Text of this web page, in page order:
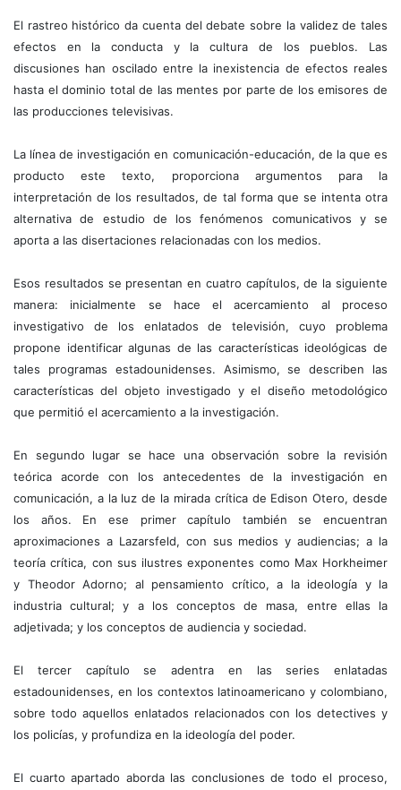
El rastreo histórico da cuenta del debate sobre la validez de tales
efectos en la conducta y la cultura de los pueblos. Las
discusiones han oscilado entre la inexistencia de efectos reales
hasta el dominio total de las mentes por parte de los emisores de
las producciones televisivas.
La línea de investigación en comunicación-educación, de la que es
producto este texto, proporciona argumentos para la
interpretación de los resultados, de tal forma que se intenta otra
alternativa de estudio de los fenómenos comunicativos y se
aporta a las disertaciones relacionadas con los medios.
Esos resultados se presentan en cuatro capítulos, de la siguiente
manera: inicialmente se hace el acercamiento al proceso
investigativo de los enlatados de televisión, cuyo problema
propone identificar algunas de las características ideológicas de
tales programas estadounidenses. Asimismo, se describen las
características del objeto investigado y el diseño metodológico
que permitió el acercamiento a la investigación.
En segundo lugar se hace una observación sobre la revisión
teórica acorde con los antecedentes de la investigación en
comunicación, a la luz de la mirada crítica de Edison Otero, desde
los años. En ese primer capítulo también se encuentran
aproximaciones a Lazarsfeld, con sus medios y audiencias; a la
teoría crítica, con sus ilustres exponentes como Max Horkheimer
y Theodor Adorno; al pensamiento crítico, a la ideología y la
industria cultural; y a los conceptos de masa, entre ellas la
adjetivada; y los conceptos de audiencia y sociedad.
El tercer capítulo se adentra en las series enlatadas
estadounidenses, en los contextos latinoamericano y colombiano,
sobre todo aquellos enlatados relacionados con los detectives y
los policías, y profundiza en la ideología del poder.
El cuarto apartado aborda las conclusiones de todo el proceso,